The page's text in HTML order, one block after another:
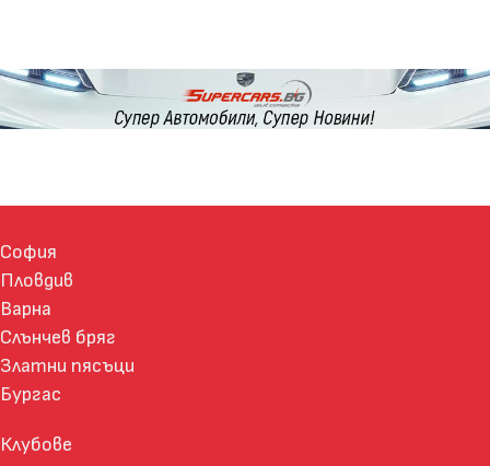
София
Пловдив
Варна
Слънчев бряг
Златни пясъци
Бургас
Клубове